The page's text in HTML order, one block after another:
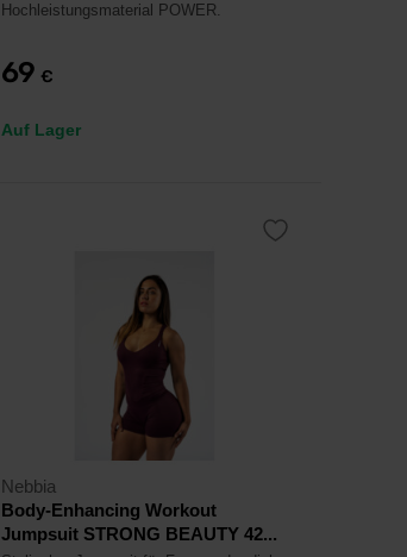
Hochleistungsmaterial POWER.
69 €
Auf Lager
Nebbia
Body-Enhancing Workout
Jumpsuit STRONG BEAUTY 42...